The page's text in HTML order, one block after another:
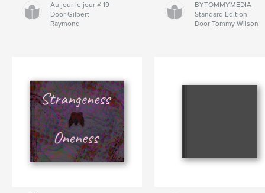
Au jour le jour # 19
Door Gilbert
Raymond
BYTOMMYMEDIA
Standard Edition
Door Tommy Wilson